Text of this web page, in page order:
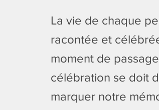
La vie de chaque
racontée et
moment de
célébration se doit
marquer notre